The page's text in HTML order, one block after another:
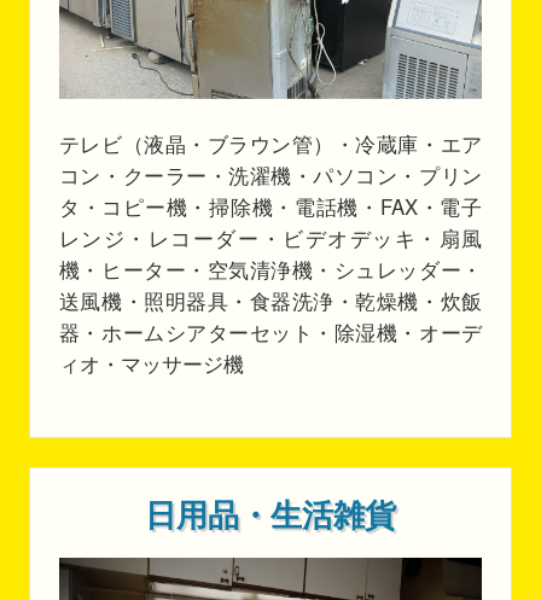
テレビ（液晶・ブラウン管）・冷蔵庫・エア
コン・クーラー・洗濯機・パソコン・プリン
タ・コピー機・掃除機・電話機・FAX・電子
レンジ・レコーダー・ビデオデッキ・扇風
機・ヒーター・空気清浄機・シュレッダー・
送風機・照明器具・食器洗浄・乾燥機・炊飯
器・ホームシアターセット・除湿機・オーデ
ィオ・マッサージ機
日用品・生活雑貨